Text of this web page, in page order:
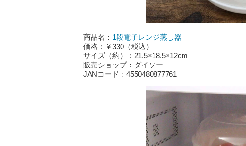
商品名： 1段電子レンジ蒸し器
価格：￥330（税込）
サイズ（約）：21.5×18.5×12cm
販売ショップ：ダイソー
JANコード：4550480877761